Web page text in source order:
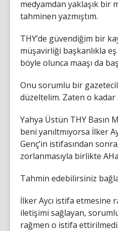
medyamdan yaklaşık bir
tahminen yazmıştım.
THY’de güvendiğim bir
müşavirliği başkanlıkla
böyle olunca maaşı da
Onu sorumlu bir
düzeltelim. Zaten o kadar
Yahya Üstün THY Basın
beni yanıltmıyorsa İlker
Genç’in istifasından
zorlanmasıyla birlikte
Tahmin edebilirsiniz
İlker Aycı istifa etmesine
iletişimi sağlayan,
rağmen o istifa ettirilmedi.